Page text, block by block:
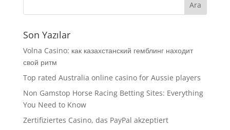
Son Yazılar
Volna Casino: как казахстанский гемблинг находит
свой ритм
Top rated Australia online casino for Aussie players
Non Gamstop Horse Racing Betting Sites: Everything
You Need to Know
Zertifiziertes Casino, das PayPal akzeptiert